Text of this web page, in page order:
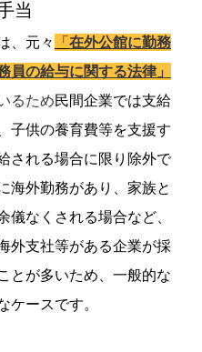
当
、元々 「在外公館に勤務
員の給与に関する法律」
るため民間企業では支給
子供の養育費等を支援す
される場合に限り除外で
海外勤務があり、家族と
儀なくされる場合など、
外支社等がある企業が採
とが多いため、一般的な
ケースです。